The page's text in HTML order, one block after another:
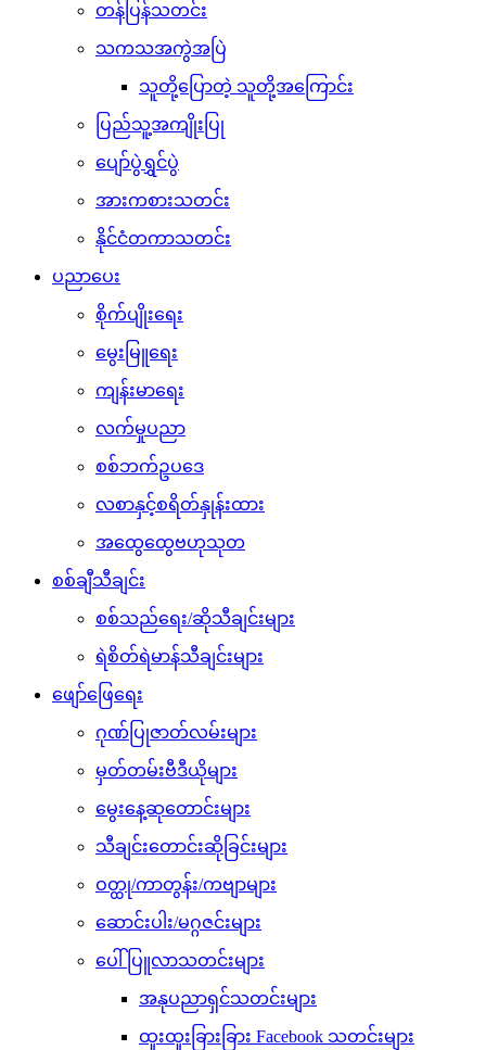
တန်ပြန်သတင်း
သကသအကွဲအပြဲ
သူတို့ပြောတဲ့ သူတို့အကြောင်း
ပြည်သူ့အကျိုးပြု
ပျော်ပွဲရွှင်ပွဲ
အားကစားသတင်း
နိုင်ငံတကာသတင်း
ပညာပေး
စိုက်ပျိုးရေး
မွေးမြူရေး
ကျန်းမာရေး
လက်မှုပညာ
စစ်ဘက်ဥပဒေ
လစာနှင့်စရိတ်နှုန်းထား
အထွေထွေဗဟုသုတ
စစ်ချီသီချင်း
စစ်သည်ရေး/ဆိုသီချင်းများ
ရဲစိတ်ရဲမာန်သီချင်းများ
ဖျော်ဖြေရေး
ဂုဏ်ပြုဇာတ်လမ်းများ
မှတ်တမ်းဗီဒီယိုများ
မွေးနေ့ဆုတောင်းများ
သီချင်းတောင်းဆိုခြင်းများ
ဝတ္ထု/ကာတွန်း/ကဗျာများ
ဆောင်းပါး/မဂ္ဂဇင်းများ
ပေါ်ပြူလာသတင်းများ
အနုပညာရှင်သတင်းများ
ထူးထူးခြားခြား Facebook သတင်းများ